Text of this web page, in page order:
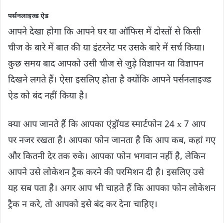
पर्सनलाइज्ड ऐड
आपने देखा होगा कि आपने घर या ऑफिस में दोस्तों से किसी
चीज के बारे में बात की या इंटरनेट पर उसके बारे में सर्च किया।
कुछ समय बाद आपको उसी चीज से जुड़े विज्ञापन या विज्ञापन
दिखने लगते हैं। ऐसा इसलिए होता है क्योंकि आपने पर्सनलाइज्ड
ऐड को बंद नहीं किया है।
क्या आप जानते हैं कि आपका एंड्रॉयड स्मार्टफोन 24 x 7 आप
पर नजर रखता है। आपका फोन जानता है कि आप कब, कहां गए
और कितनी देर तक रुके। आपका फोन भगवान नहीं है, लेकिन
आपने उसे लोकेशन ट्रैक करने की परमिशन दी है। इसलिए उसे
यह सब पता है। अगर आप भी चाहते हैं कि आपका फोन लोकेशन
ट्रैक न करे, तो आपको इसे बंद कर देना चाहिए।